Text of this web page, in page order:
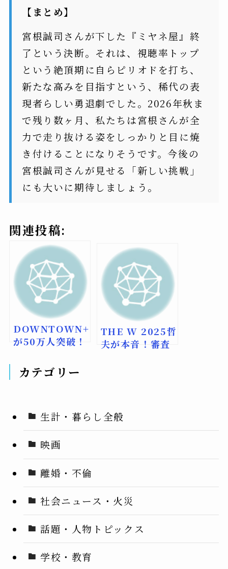
【まとめ】
宮根誠司さんが下した『ミヤネ屋』終
了という決断。それは、視聴率トップ
という絶頂期に自らピリオドを打ち、
新たな高みを目指すという、稀代の表
現者らしい勇退劇でした。2026年秋ま
で残り数ヶ月、私たちは宮根さんが全
力で走り抜ける姿をしっかりと目に焼
き付けることになりそうです。今後の
宮根誠司さんが見せる「新しい挑戦」
にも大いに期待しましょう。
関連投稿:
DOWNTOWN+
が50万人突破！
注目の配信サー
ビス
THE W 2025哲
夫が本音！審査
カテゴリー
生計・暮らし全般
映画
離婚・不倫
社会ニュース・火災
話題・人物トピックス
学校・教育